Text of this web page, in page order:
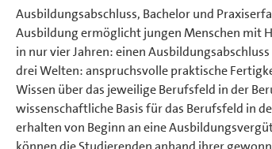
Ausbildungsabschluss, Bachelor und
Ausbildung ermöglicht jungen Menschen mit
in nur vier Jahren: einen
drei Welten: anspruchsvolle praktische
Wissen über das jeweilige Berufsfeld in der
wissenschaftliche Basis für das Berufsfeld in
erhalten von Beginn an eine